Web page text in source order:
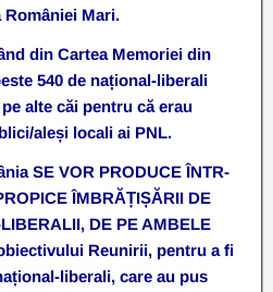
Mari.
din Cartea Memoriei din
540 de național-liberali
alte căi pentru că erau
aleși locali ai PNL.
SE VOR PRODUCE ÎNTR-
ÎMBRĂȚIȘĂRII DE
DE PE AMBELE
Reunirii, pentru a fi
liberali, care au pus